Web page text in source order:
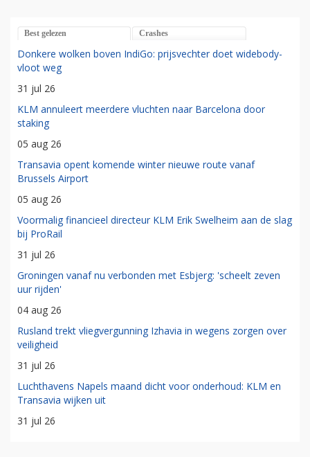
Best gelezen Crashes
Donkere wolken boven IndiGo: prijsvechter doet widebody-
vloot weg
31 jul 26
KLM annuleert meerdere vluchten naar Barcelona door
staking
05 aug 26
Transavia opent komende winter nieuwe route vanaf
Brussels Airport
05 aug 26
Voormalig financieel directeur KLM Erik Swelheim aan de slag
bij ProRail
31 jul 26
Groningen vanaf nu verbonden met Esbjerg: 'scheelt zeven
uur rijden'
04 aug 26
Rusland trekt vliegvergunning Izhavia in wegens zorgen over
veiligheid
31 jul 26
Luchthavens Napels maand dicht voor onderhoud: KLM en
Transavia wijken uit
31 jul 26